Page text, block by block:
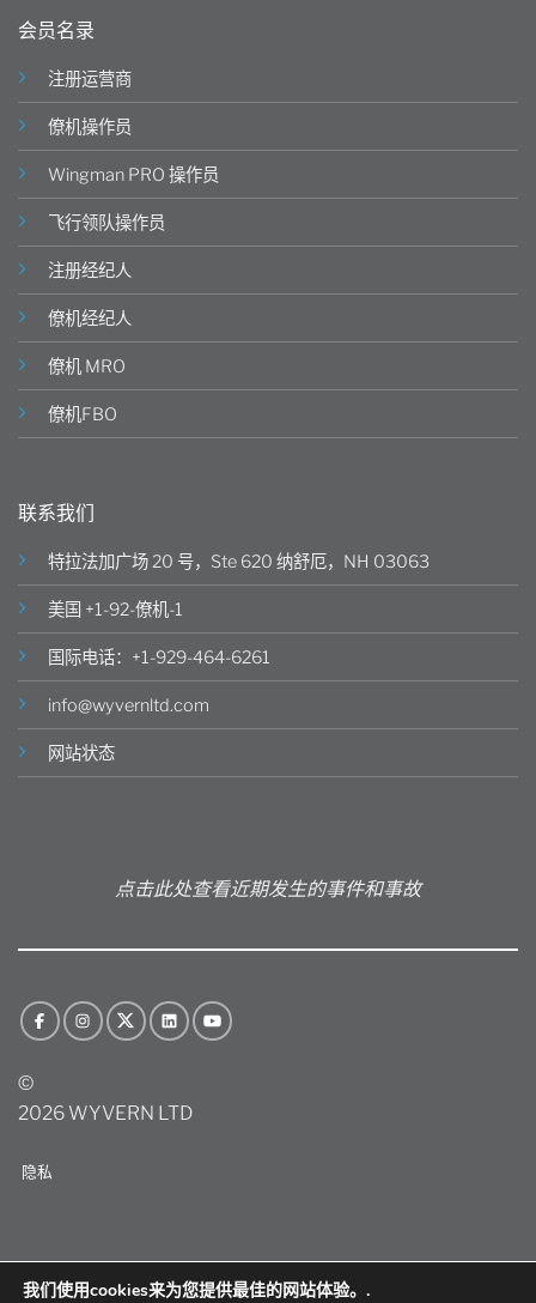
会员名录
注册运营商
僚机操作员
Wingman PRO 操作员
飞行领队操作员
注册经纪人
僚机经纪人
僚机 MRO
僚机FBO
联系我们
特拉法加广场 20 号，Ste 620 纳舒厄，NH 03063
美国 +1-92-僚机-1
国际电话：+1-929-464-6261
info@wyvernltd.com
网站状态
点击此处查看近期发生的事件和事故
©
2026 WYVERN LTD
隐私
我们使用cookies来为您提供最佳的网站体验。.